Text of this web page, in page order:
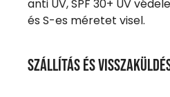
anti UV, SPF 30+ UV
és S-es méretet visel.
Szállítás és